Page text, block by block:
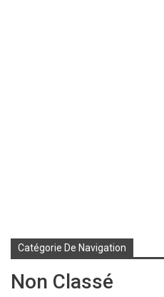
Catégorie De Navigation
Non Classé